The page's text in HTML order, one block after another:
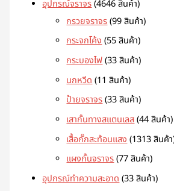
อุปกรณ์จราจร 4646 สินค้า
กรวยจราจร 99 สินค้า
กระจกโค้ง 55 สินค้า
กระบองไฟ 33 สินค้า
นกหวีด 11 สินค้า
ป้ายจราจร 33 สินค้า
เสากั้นทางสแตนเลส 44 สินค้า
เสื้อกั๊กสะท้อนแสง 1313 สินค้า
แผงกั้นจราจร 77 สินค้า
อุปกรณ์ทำความสะอาด 33 สินค้า